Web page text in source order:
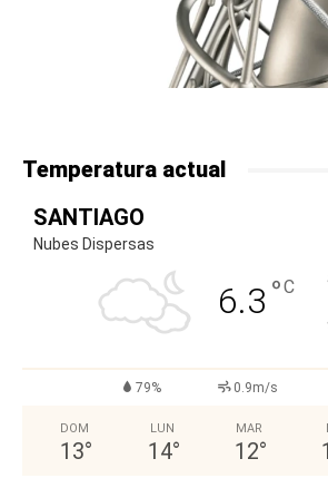
Temperatura actual
SANTIAGO
Nubes Dispersas
6.3 °C
79% 0.9m/s
DOM
13°
LUN
14°
MAR
12°